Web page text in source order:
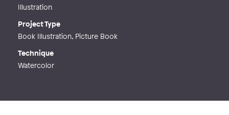
Illustration
Project Type
Book Illustration, Picture Book
Technique
Watercolor